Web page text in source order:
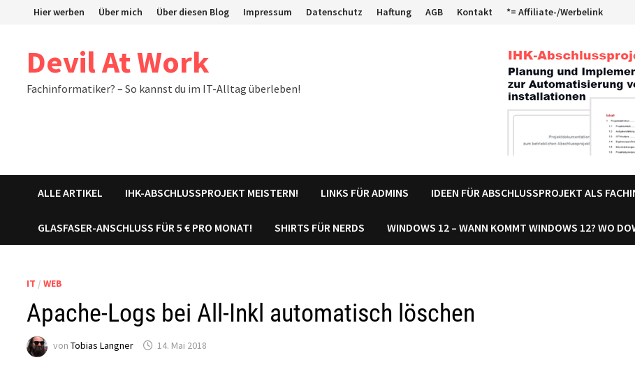
Hier werben Über mich Über diesen Blog Impressum Datenschutz Haftung AGB Kontakt *= Affiliate-/Werbelink
Devil At Work
Fachinformatiker? – So kannst du im IT-Alltag überleben!
ALLE ARTIKEL IHK-ABSCHLUSSPROJEKT MEISTERN! LINKS FÜR ADMINS IDEEN FÜR ABSCHLUSSPROJEKT ALS
GLASFASER-ANSCHLUSS FÜR 5 € PRO MONAT! SHIRTS FÜR NERDS WINDOWS 12 – WANN KOMMT WINDOWS 12? WO
IT /WEB
Apache-Logs bei All-Inkl automatisch löschen
vonTobias Langner 14. Mai 2018